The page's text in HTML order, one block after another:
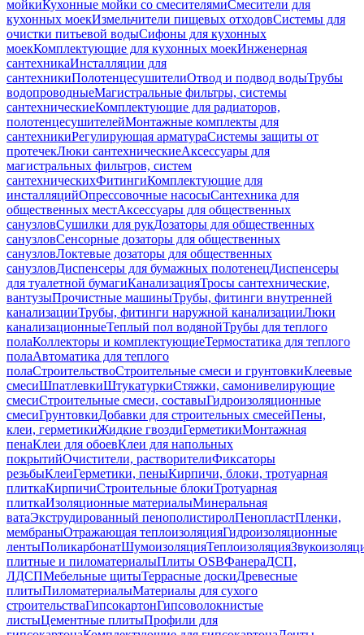
мойкиКухонные мойки со смесителямиСмесители для
кухонных моекИзмельчители пищевых отходовСистемы для
очистки питьевой водыСифоны для кухонных
моекКомплектующие для кухонных моекИнженерная
сантехникаИнсталляции для
сантехникиПолотенцесушителиОтвод и подвод водыТрубы
водопроводныеМагистральные фильтры, системы
сантехническиеКомплектующие для радиаторов,
полотенцесушителейМонтажные комплекты для
сантехникиРегулирующая арматураСистемы защиты от
протечекЛюки сантехническиеАксессуары для
магистральных фильтров, систем
сантехническихФитингиКомплектующие для
инсталляцийОпрессовочные насосыСантехника для
общественных местАксессуары для общественных
санузловСушилки для рукДозаторы для общественных
санузловСенсорные дозаторы для общественных
санузловЛоктевые дозаторы для общественных
санузловДиспенсеры для бумажных полотенецДиспенсеры
для туалетной бумагиКанализацияТросы сантехнические,
вантузыПрочистные машиныТрубы, фитинги внутренней
канализацииТрубы, фитинги наружной канализацииЛюки
канализационныеТеплый пол водянойТрубы для теплого
полаКоллекторы и комплектующиеТермостатика для теплого
полаАвтоматика для теплого
полаСтроительствоСтроительные смеси и грунтовкиКлеевые
смесиШпатлевкиШтукатуркиСтяжки, самонивелирующие
смесиСтроительные смеси, составыГидроизоляционные
смесиГрунтовкиДобавки для строительных смесейПены,
клеи, герметикиЖидкие гвоздиГерметикиМонтажная
пенаКлеи для обоевКлеи для напольных
покрытийОчистители, растворителиФиксаторы
резьбыКлеиГерметики, пеныКирпичи, блоки, тротуарная
плиткаКирпичиСтроительные блокиТротуарная
плиткаИзоляционные материалыМинеральная
ватаЭкструдированный пенополистиролПенопластПленки,
мембраныОтражающая теплоизоляцияГидроизоляционные
лентыПоликарбонатШумоизоляцияТеплоизоляция
плитные и пиломатериалыПлиты OSBФанераДСП,
ЛДСПМебельные щитыТеррасные доскиДревесные
плитыПиломатериалыМатериалы для сухого
строительстваГипсокартонГипсоволокнистые
листыЦементные плитыПрофили для